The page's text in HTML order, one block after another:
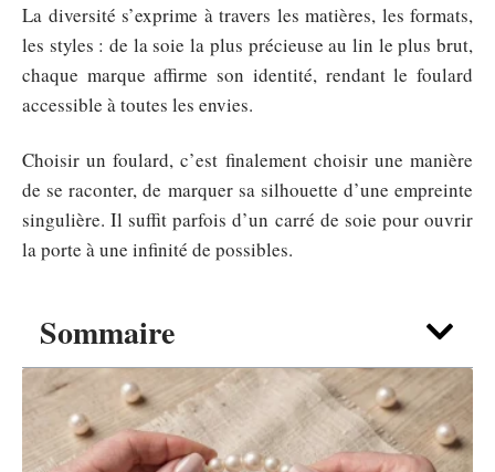
Sommaire
La diversité s’exprime à travers les matières, les formats,
les styles : de la soie la plus précieuse au lin le plus brut,
chaque marque affirme son identité, rendant le foulard
accessible à toutes les envies.
Choisir un foulard, c’est finalement choisir une manière
de se raconter, de marquer sa silhouette d’une empreinte
singulière. Il suffit parfois d’un carré de soie pour ouvrir
la porte à une infinité de possibles.